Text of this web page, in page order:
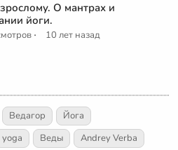
О мантрах и
йоги.
· 10 лет назад
Ведагор
Йога
yoga Веды
Andrey Verba